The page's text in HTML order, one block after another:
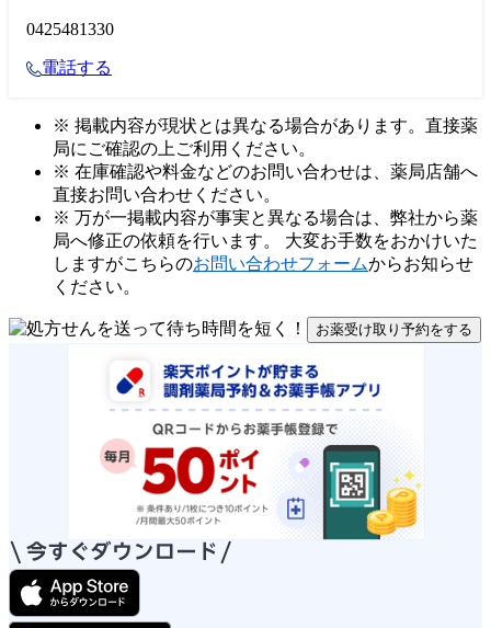
0425481330
電話する
※ 掲載内容が現状とは異なる場合があります。直接薬
局にご確認の上ご利用ください。
※ 在庫確認や料金などのお問い合わせは、薬局店舗へ
直接お問い合わせください。
※ 万が一掲載内容が事実と異なる場合は、弊社から薬
局へ修正の依頼を行います。 大変お手数をおかけいた
しますがこちらのお問い合わせフォームからお知らせ
ください。
お薬受け取り予約をする